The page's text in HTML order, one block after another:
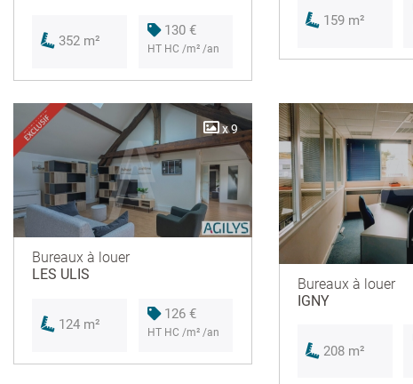
352 m²
130 €
HT HC /m² /an
159 m²
x 9
Bureaux à louer
LES ULIS
124 m²
126 €
HT HC /m² /an
Bureaux à louer
IGNY
208 m²